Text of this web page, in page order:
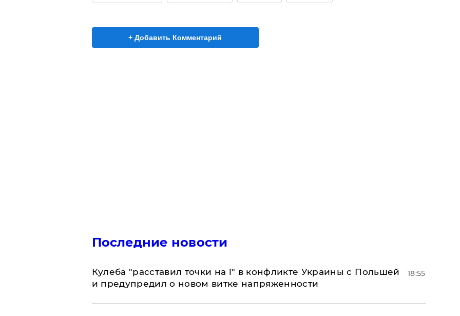
+ Добавить Комментарий
Последние новости
Кулеба "расставил точки на і" в конфликте Украины с Польшей
и предупредил о новом витке напряженности
18:55